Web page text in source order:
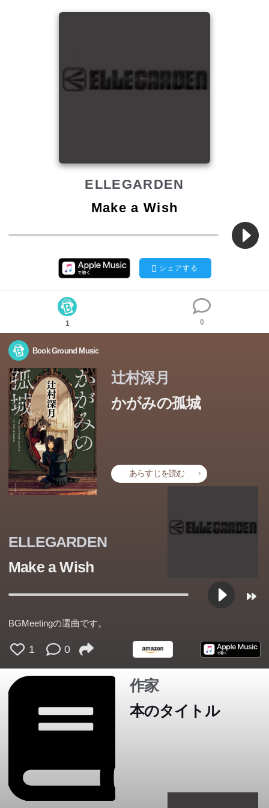
ELLEGARDEN
Make a Wish
シェアする
1 0
Book Ground Music
辻村深月
かがみの孤城
あらすじを読む
あなたを、助けたい。
学校での居場所をなくし、閉じこもっていたこころの目の
前で、ある日突然部屋の鏡が光り始めた。輝く鏡をくぐり
抜けた先にあったのは、城のような不思議な建物。そこに
なぜこの7人が、なぜこの場所に。すべてが明らかになる
とき、驚きとともに大きな感動に包まれる。
必至の著者最高傑作。
ELLEGARDEN
Make a Wish
BGMeetingの選曲です。
1 0
作家
本のタイトル